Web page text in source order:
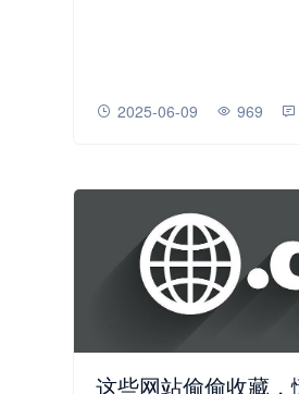
2025-06-09 969
这些网站偷偷收藏，